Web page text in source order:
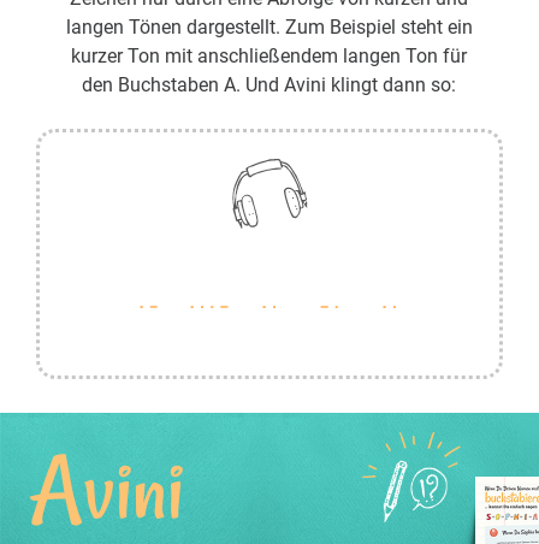
langen Tönen dargestellt. Zum Beispiel steht ein
kurzer Ton mit anschließendem langen Ton für
den Buchstaben A. Und Avini klingt dann so:
Avini